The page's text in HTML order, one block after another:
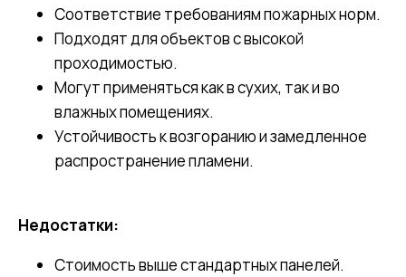
Соответствие требованиям пожарных норм.
Подходят для объектов с высокой
проходимостью.
Могут применяться как в сухих, так и во
влажных помещениях.
Устойчивость к возгоранию и замедленное
распространение пламени.
Недостатки:
Стоимость выше стандартных панелей.